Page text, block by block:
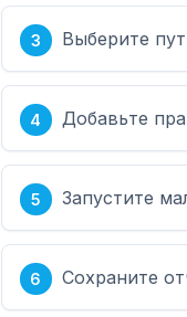
Выберите
Добавьте
Запустите
Сохраните